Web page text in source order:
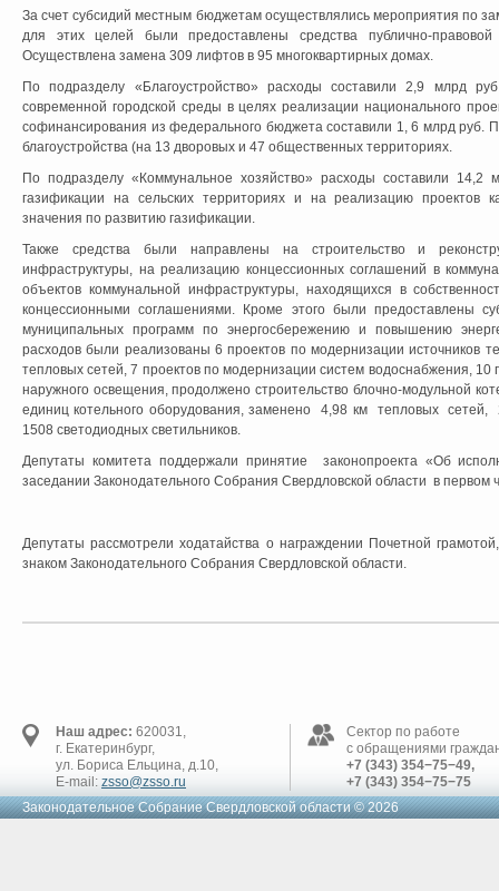
За счет субсидий местным бюджетам осуществлялись мероприятия по
для этих целей были предоставлены средства публично-
Осуществлена замена 309 лифтов в 95 многоквартирных домах.
По подразделу «Благоустройство» расходы составили 2,9 млрд
современной городской среды в целях реализации национального
софинансирования из федерального бюджета составили 1, 6 млрд руб.
благоустройства (на 13 дворовых и 47 общественных территориях.
По подразделу «Коммунальное хозяйство» расходы составили
газификации на сельских территориях и на реализацию проектов
значения по развитию газификации.
Также средства были направлены на строительство и
инфраструктуры, на реализацию концессионных соглашений в
объектов коммунальной инфраструктуры, находящихся в
концессионными соглашениями. Кроме этого были предоставлены
муниципальных программ по энергосбережению и повышению
расходов были реализованы 6 проектов по модернизации источников
тепловых сетей, 7 проектов по модернизации систем водоснабжения, 10
наружного освещения, продолжено строительство блочно-модульной
единиц котельного оборудования, заменено 4,98 км тепловых
1508 светодиодных светильников.
Депутаты комитета поддержали принятие законопроекта «Об
заседании Законодательного Собрания Свердловской области в первом
Депутаты рассмотрели ходатайства о награждении Почетной
знаком Законодательного Собрания Свердловской области.
Наш адрес: 620031,
г. Екатеринбург,
ул. Бориса Ельцина, д.10,
E-mail: zsso@zsso.ru
Сектор по работе
с обращениями
+7 (343) 354−75−49,
+7 (343) 354−75−75
Законодательное Cобрание Свердловской области © 2026